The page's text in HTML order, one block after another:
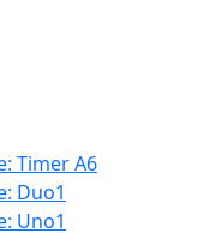
Timer A6
Duo1
Uno1